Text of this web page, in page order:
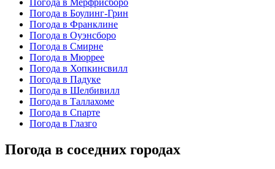
Погода в Мерфрисборо
Погода в Боулинг-Грин
Погода в Франклине
Погода в Оуэнсборо
Погода в Смирне
Погода в Мюррее
Погода в Хопкинсвилл
Погода в Падуке
Погода в Шелбивилл
Погода в Таллахоме
Погода в Спарте
Погода в Глазго
Погода в соседних городах